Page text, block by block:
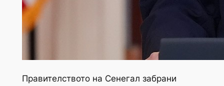
Правителството на Сенегал забрани